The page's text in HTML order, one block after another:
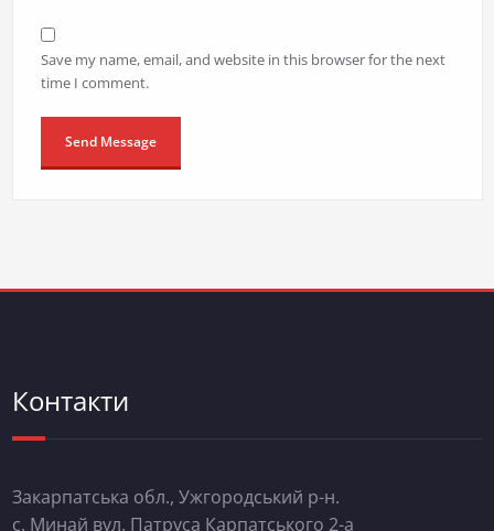
Save my name, email, and website in this browser for the next
time I comment.
Контакти
Закарпатська обл., Ужгородський р-н.
с. Минай вул. Патруса Карпатського 2-а